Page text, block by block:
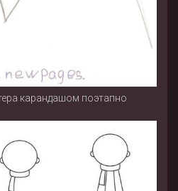
карандашом поэтапно